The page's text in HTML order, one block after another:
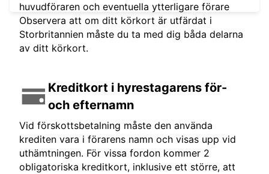
huvudföraren och eventuella ytterligare förare
Observera att om ditt körkort är utfärdat i
Storbritannien måste du ta med dig båda delarna
av ditt körkort.
Kreditkort i hyrestagarens för-
och efternamn
Vid förskottsbetalning måste den använda
krediten vara i förarens namn och visas upp vid
uthämtningen. För vissa fordon kommer 2
obligatoriska kreditkort, inklusive ett större, att